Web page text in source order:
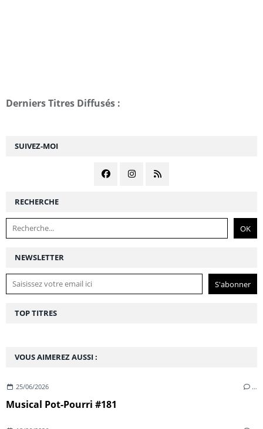
NEWSLETTER
SUIVEZ-MOI
RECHERCHE
VOUS AIMEREZ AUSSI :
25/06/2026 …
Musical Pot-Pourri #181
Derniers Titres Diffusés :
TOP TITRES